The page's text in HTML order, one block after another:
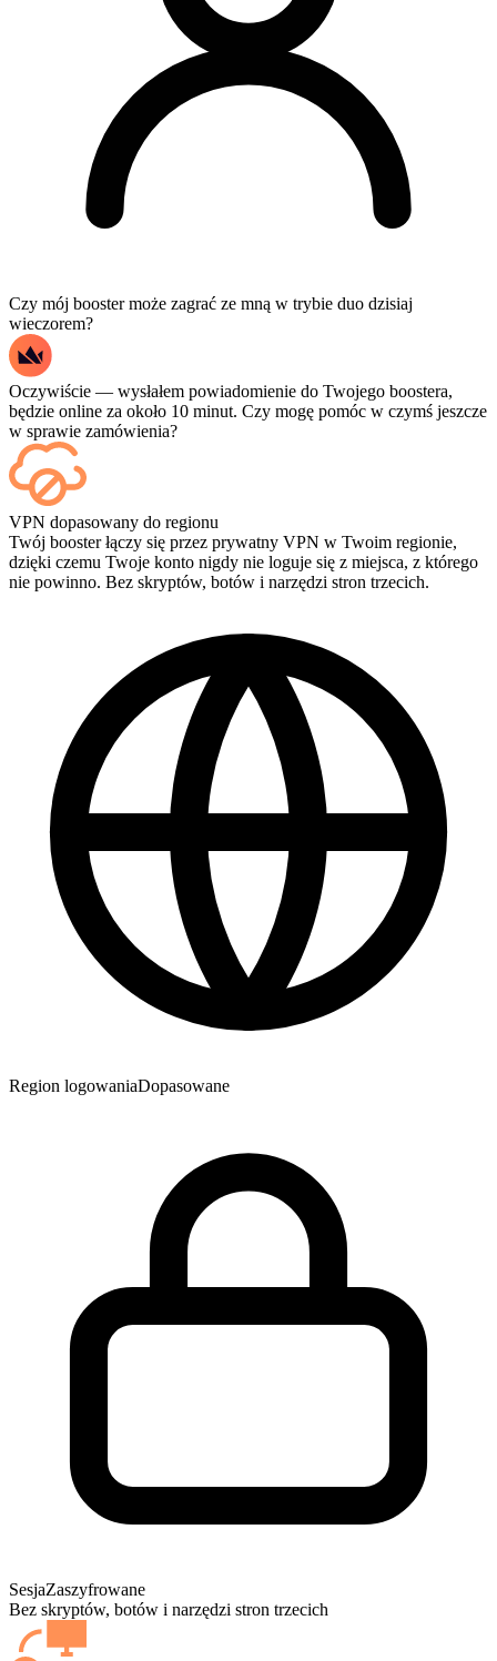
Czy mój booster może zagrać ze mną w trybie duo dzisiaj
wieczorem?
Oczywiście — wysłałem powiadomienie do Twojego boostera,
będzie online za około 10 minut. Czy mogę pomóc w czymś jeszcze
w sprawie zamówienia?
Idealnie! Czy mogę śledzić postępy na żywo?
Tak — każdy mecz pojawia się w Twoim panelu zaraz po
zakończeniu, a jeśli chcesz oglądać same rozgrywki, dodaj
Streaming przy kasie.
Super, jesteście najlepsi 🧡
VPN dopasowany do regionu
Twój booster łączy się przez prywatny VPN w Twoim regionie,
dzięki czemu Twoje konto nigdy nie loguje się z miejsca, z którego
nie powinno. Bez skryptów, botów i narzędzi stron trzecich.
Region logowaniaDopasowane
SesjaZaszyfrowane
Bez skryptów, botów i narzędzi stron trzecich